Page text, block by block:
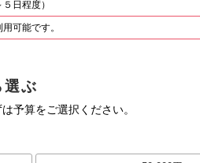
日程度）
可能です。
選ぶ
予算をご選択ください。